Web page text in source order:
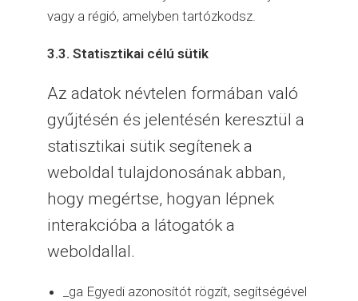
vagy a régió, amelyben tartózkodsz.
3.3. Statisztikai célú sütik
Az adatok névtelen formában való
gyűjtésén és jelentésén keresztül a
statisztikai sütik segítenek a
weboldal tulajdonosának abban,
hogy megértse, hogyan lépnek
interakcióba a látogatók a
weboldallal.
_ga Egyedi azonosítót rögzít, segítségével